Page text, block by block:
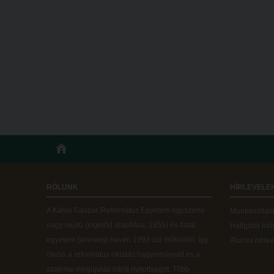
RÓLUNK
A Károli Gáspár Református Egyetem egyszerre
nagy múltú (jogelőd alapítása: 1855) és fiatal
egyetem (jelenlegi nevén 1993 óta működik), így
ötvözi a református oktatás hagyományait és a
szakmai megújulás iránti nyitottságot. Több
Hallgatói
Alumni